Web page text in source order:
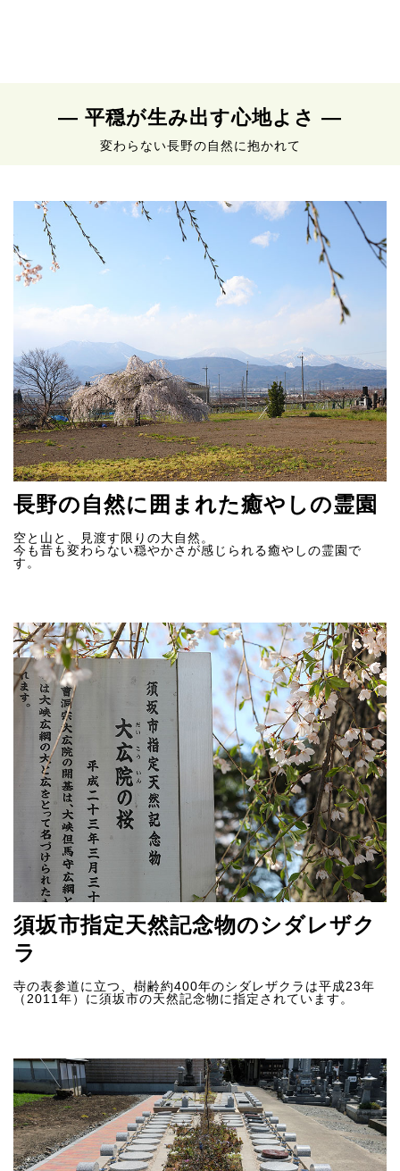
― 平穏が生み出す心地よさ ―
変わらない長野の自然に抱かれて
長野の自然に囲まれた癒やしの霊園
空と山と、見渡す限りの大自然。
今も昔も変わらない穏やかさが感じられる癒やしの霊園で
す。
須坂市指定天然記念物のシダレザク
ラ
寺の表参道に立つ、樹齢約400年のシダレザクラは平成23年
（2011年）に須坂市の天然記念物に指定されています。